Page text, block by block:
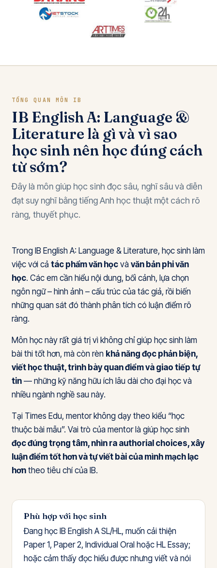
TỔNG QUAN MÔN IB
IB English A: Language &
Literature là gì và vì sao
học sinh nên học đúng cách
từ sớm?
Đây là môn giúp học sinh đọc sâu, nghĩ sâu và diễn
đạt suy nghĩ bằng tiếng Anh học thuật một cách rõ
ràng, thuyết phục.
Trong IB English A: Language & Literature, học sinh làm
việc với cả tác phẩm văn học và văn bản phi văn
học. Các em cần hiểu nội dung, bối cảnh, lựa chọn
ngôn ngữ – hình ảnh – cấu trúc của tác giả, rồi biến
những quan sát đó thành phân tích có luận điểm rõ
ràng.
Môn học này rất giá trị vì không chỉ giúp học sinh làm
bài thi tốt hơn, mà còn rèn khả năng đọc phản biện,
viết học thuật, trình bày quan điểm và giao tiếp tự
tin — những kỹ năng hữu ích lâu dài cho đại học và
nhiều ngành nghề sau này.
Tại Times Edu, mentor không dạy theo kiểu “học
thuộc bài mẫu”. Vai trò của mentor là giúp học sinh
đọc đúng trọng tâm, nhìn ra authorial choices, xây
luận điểm tốt hơn và tự viết bài của mình mạch lạc
hơn theo tiêu chí của IB.
Phù hợp với học sinh
Đang học IB English A SL/HL, muốn cải thiện
Paper 1, Paper 2, Individual Oral hoặc HL Essay;
hoặc cảm thấy đọc hiểu được nhưng viết và nói